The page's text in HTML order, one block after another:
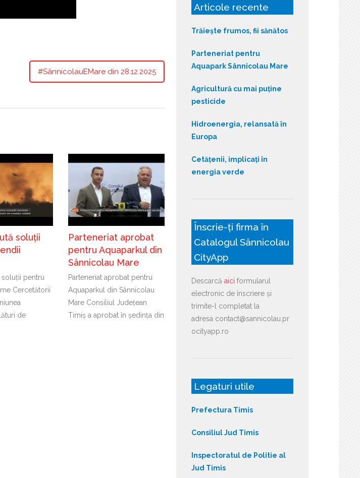
#SânnicolauEMare din 28.12.2025
soluții
soluții pentru
Cercetătorii
de
Parteneriat aprobat
pentru Aquaparkul din
Sânnicolau Mare
Parteneriat aprobat pentru
Aquaparkul din Sânnicolau
Mare Consiliul Județean
Timiș a aprobat în ședința din
Articole recente
Trăiește frumos, fii sănătos
Parteneriat pentru
Aquapark Sânnicolau Mare
Agricultură cu mai puține
pesticide
Hidroenergia, relansată în
Europa
Cetățenii, implicați în
energia verde
Înscrie-ți firma în
Catalogul Sânnicolau
CityApp
Descarcă aici formularul
electronic de înscriere și
trimite-l completat la
adresa contact@sannicolau.pr
ocityapp.ro
Legaturi utile
Prefectura Timis
Consiliul Jud Timis
Inspectoratul de Politie al
Jud Timis